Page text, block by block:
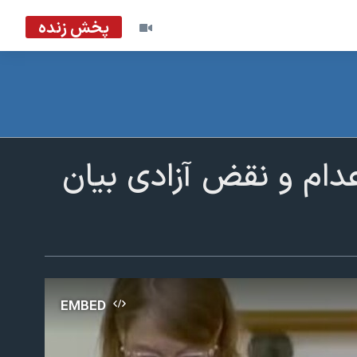
پخش زنده
و نقض آزادی بیان
EMBED